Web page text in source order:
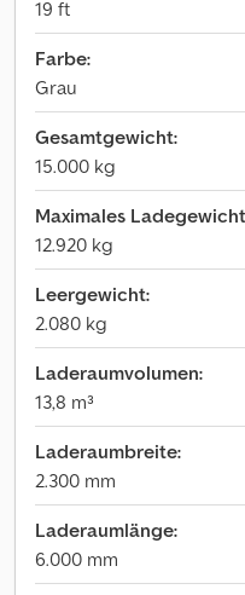
19 ft
Farbe:
Grau
Gesamtgewicht:
15.000 kg
Maximales
12.920 kg
Leergewicht:
2.080 kg
Laderaumvolumen:
13,8 m³
Laderaumbreite:
2.300 mm
Laderaumlänge:
6.000 mm